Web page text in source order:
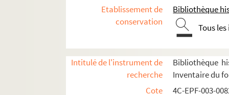
Etablissement de
conservation
Bibliothèque
Tous
Intitulé de l'instrument de
recherche
Bibliothèque
Inventaire du
Cote
4C-EPF-003-
1er arrondissement
3e arrondissement
4e arrondissement